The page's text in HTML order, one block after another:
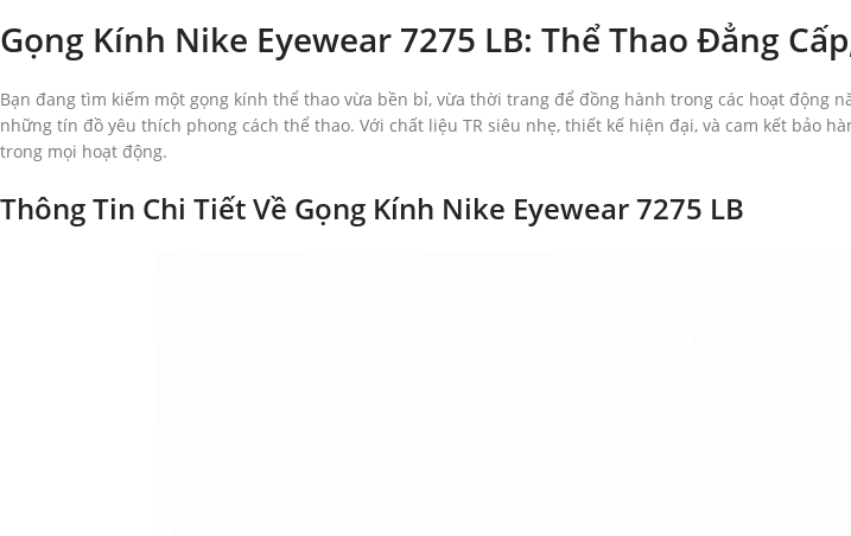
Gọng Kính Nike Eyewear 7275 LB: Thể Thao Đẳng
Bạn đang tìm kiếm một gọng kính thể thao vừa bền bỉ, vừa thời trang để đồng hành trong các hoạt động
những tín đồ yêu thích phong cách thể thao. Với chất liệu TR siêu nhẹ, thiết kế hiện đại, và cam kết bảo
trong mọi hoạt động.
Thông Tin Chi Tiết Về Gọng Kính Nike Eyewear 7275 LB